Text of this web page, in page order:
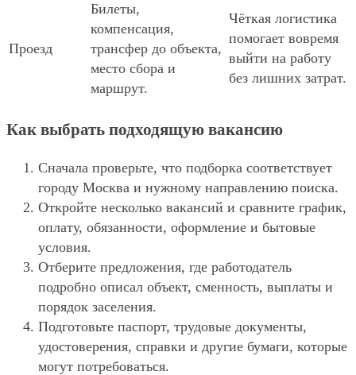
Проезд
Билеты,
компенсация,
трансфер до объекта,
место сбора и
маршрут.
Чёткая логистика
помогает вовремя
выйти на работу
без лишних затрат.
Как выбрать подходящую вакансию
Сначала проверьте, что подборка соответствует
городу Москва и нужному направлению поиска.
Откройте несколько вакансий и сравните график,
оплату, обязанности, оформление и бытовые
условия.
Отберите предложения, где работодатель
подробно описал объект, сменность, выплаты и
порядок заселения.
Подготовьте паспорт, трудовые документы,
удостоверения, справки и другие бумаги, которые
могут потребоваться.